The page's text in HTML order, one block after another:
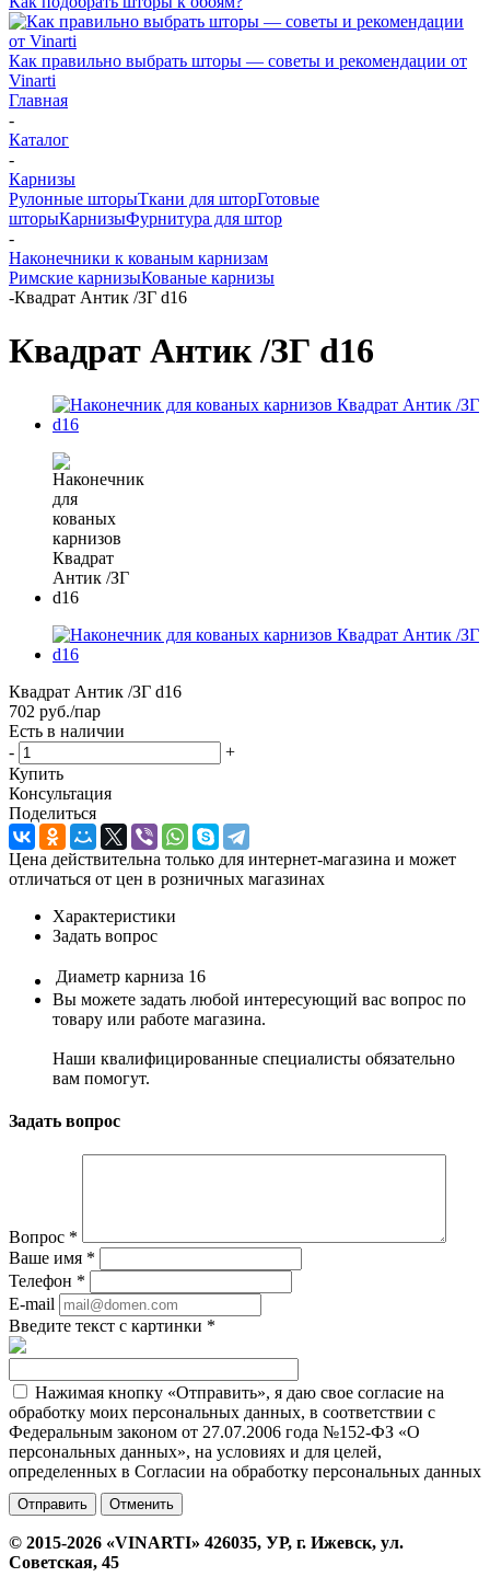
Как правильно выбрать шторы — советы и рекомендации от
Vinarti
Главная
-
Каталог
-
Карнизы
Рулонные шторыТкани для шторГотовые
шторыКарнизыФурнитура для штор
-
Наконечники к кованым карнизам
Римские карнизыКованые карнизы
-Квадрат Антик /ЗГ d16
Квадрат Антик /ЗГ d16
Квадрат Антик /ЗГ d16
702 руб./пар
Есть в наличии
-
+
Купить
Консультация
Поделиться
Цена действительна только для интернет-магазина и может
отличаться от цен в розничных магазинах
Характеристики
Задать вопрос
Диаметр карниза 16
Вы можете задать любой интересующий вас вопрос по
товару или работе магазина.
Наши квалифицированные специалисты обязательно
вам помогут.
Задать вопрос
Вопрос *
Ваше имя *
Телефон *
E-mail
Введите текст с картинки *
Нажимая кнопку «Отправить», я даю свое согласие на
обработку моих персональных данных, в соответствии с
Федеральным законом от 27.07.2006 года №152-ФЗ «О
персональных данных», на условиях и для целей,
определенных в Согласии на обработку персональных данных
Отменить
© 2015-2026 «VINARTI» 426035, УР, г. Ижевск, ул.
Советская, 45